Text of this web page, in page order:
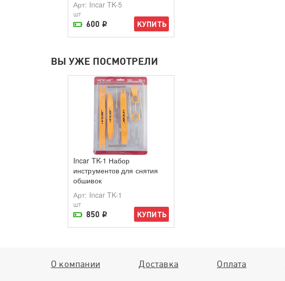
На складе поставщика
Арт: Incar TK-5
шт
600 i КУПИТЬ
ВЫ УЖЕ ПОСМОТРЕЛИ
На складе поставщика
Incar TK-1 Набор
инструментов для снятия
обшивок
Арт: Incar TK-1
шт
850 i КУПИТЬ
О компании Доставка Оплата